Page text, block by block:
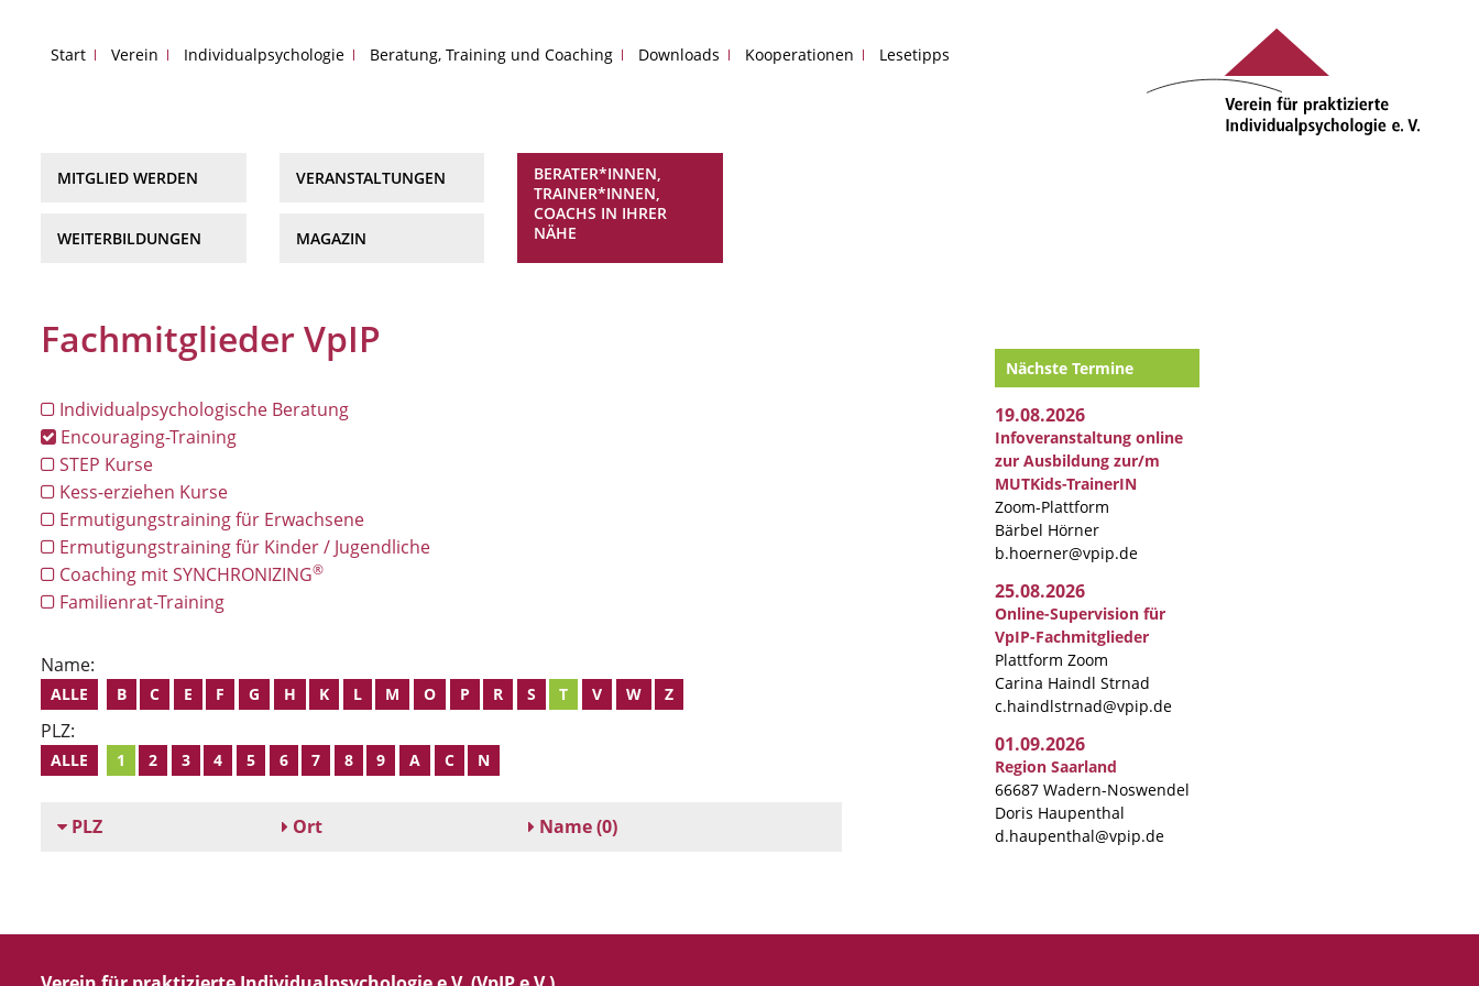
Start Verein Individualpsychologie Beratung, Training und Coaching Downloads Kooperationen Lesetipps
MITGLIED WERDEN
WEITERBILDUNGEN
VERANSTALTUNGEN
MAGAZIN
BERATER*INNEN,
TRAINER*INNEN,
COACHS IN IHRER
NÄHE
Fachmitglieder VpIP
Individualpsychologische Beratung
Encouraging-Training
STEP Kurse
Kess-erziehen Kurse
Ermutigungstraining für Erwachsene
Ermutigungstraining für Kinder / Jugendliche
Coaching mit SYNCHRONIZING®
Familienrat-Training
Name:
ALLE B C E F G H K L M O P R S T V W Z
PLZ:
ALLE 1 2 3 4 5 6 7 8 9 A C N
PLZ Ort Name(0)
Nächste Termine
19.08.2026
Infoveranstaltung online
zur Ausbildung zur/m
MUTKids-TrainerIN
Zoom-Plattform
Bärbel Hörner
b.hoerner@vpip.de
25.08.2026
Online-Supervision für
VpIP-Fachmitglieder
Plattform Zoom
Carina Haindl Strnad
c.haindlstrnad@vpip.de
01.09.2026
Region Saarland
66687 Wadern-Noswendel
Doris Haupenthal
d.haupenthal@vpip.de